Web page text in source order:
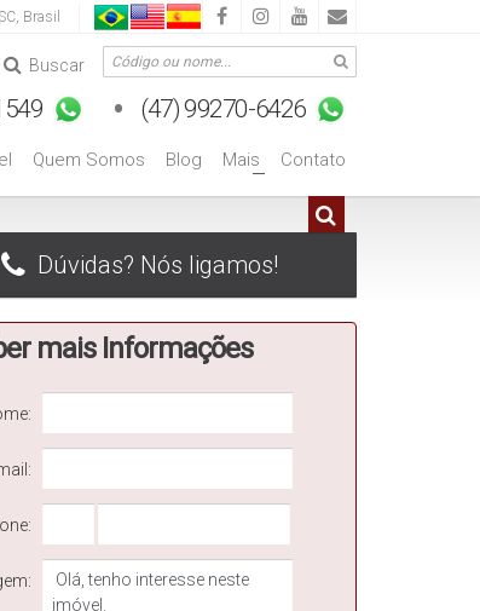
, Brasil
Buscar
Contato
+
Mais
Blog
Quem Somos
Dúvidas? Nós ligamos!
mais Informações